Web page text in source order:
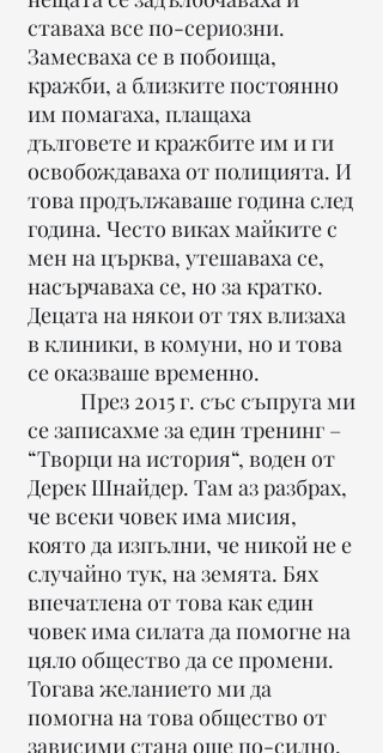
ставаха все по-сериозни.
Замесваха се в побоища,
кражби, а близките постоянно
им помагаха, плащаха
дълговете и кражбите им и ги
освобождаваха от полицията. И
това продължаваше година след
година. Често виках майките с
мен на църква, утешаваха се,
насърчаваха се, но за кратко.
Децата на някои от тях влизаха
в клиники, в комуни, но и това
се оказваше временно.
През 2015 г. със съпруга ми
се записахме за един тренинг –
“Творци на история“, воден от
Дерек Шнайдер. Там аз разбрах,
че всеки човек има мисия,
която да изпълни, че никой не е
случайно тук, на земята. Бях
впечатлена от това как един
човек има силата да помогне на
цяло общество да се промени.
Тогава желанието ми да
помогна на това общество от
зависими стана още по-силно.